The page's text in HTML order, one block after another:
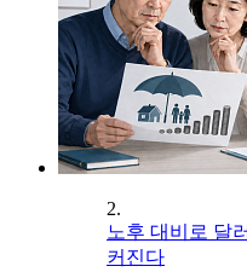
2.
노후 대비로 달
커진다